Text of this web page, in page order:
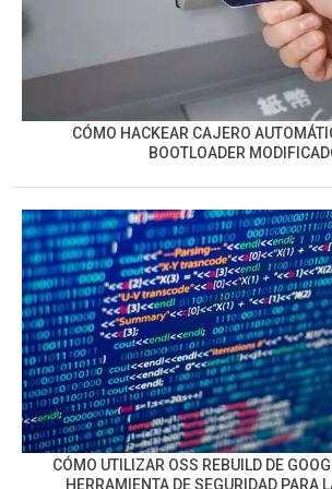
CÓMO HACKEAR CAJERO
BOOTLOADER
CÓMO UTILIZAR OSS REBUILD DE
HERRAMIENTA DE SEGURIDAD PARA